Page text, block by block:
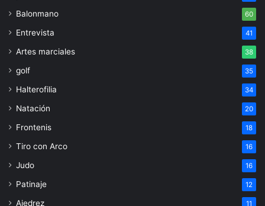
Balonmano 60
Entrevista 41
Artes marciales 38
golf 35
Halterofilia 34
Natación 20
Frontenis 18
Tiro con Arco 16
Judo 16
Patinaje 12
Ajedrez 11